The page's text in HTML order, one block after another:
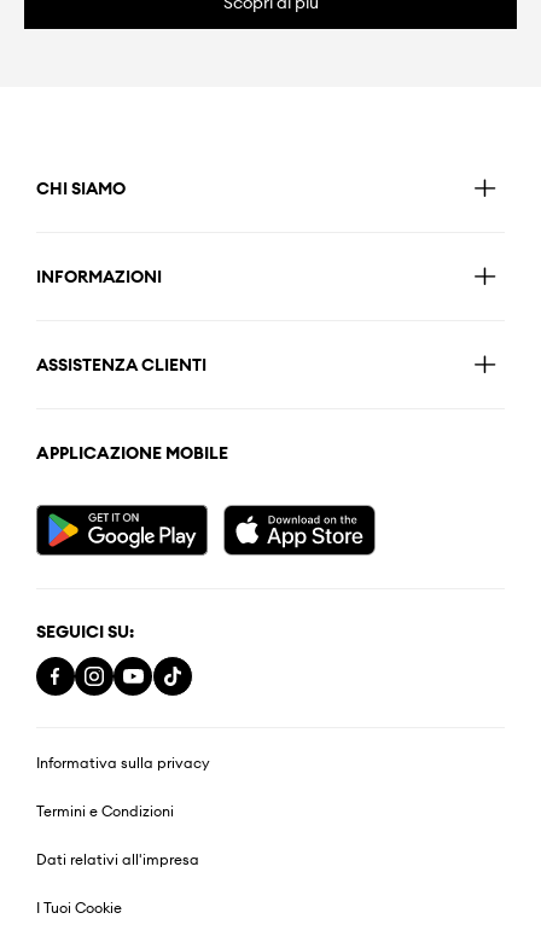
CHI SIAMO
INFORMAZIONI
ASSISTENZA CLIENTI
APPLICAZIONE MOBILE
SEGUICI SU:
Informativa sulla privacy
Termini e Condizioni
Dati relativi all'impresa
I Tuoi Cookie